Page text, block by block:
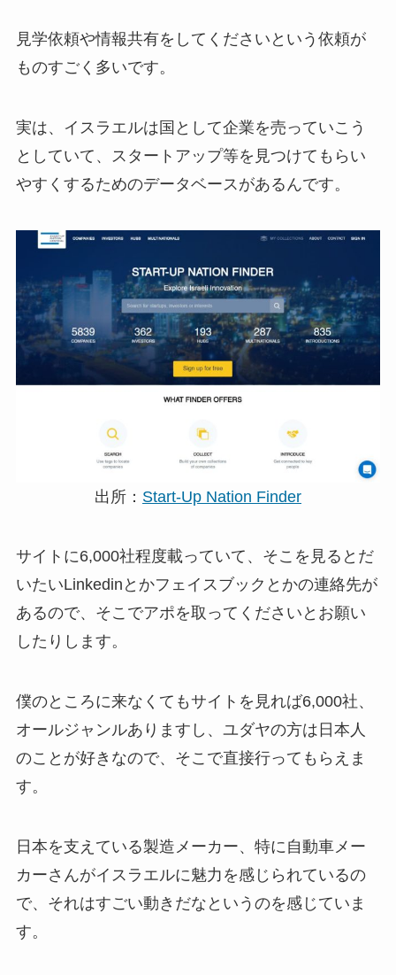
見学依頼や情報共有をしてくださいという依頼が
ものすごく多いです。
実は、イスラエルは国として企業を売っていこう
としていて、スタートアップ等を見つけてもらい
やすくするためのデータベースがあるんです。
出所： Start-Up Nation Finder
サイトに6,000社程度載っていて、そこを見るとだ
いたいLinkedinとかフェイスブックとかの連絡先が
あるので、そこでアポを取ってくださいとお願い
したりします。
僕のところに来なくてもサイトを見れば6,000社、
オールジャンルありますし、ユダヤの方は日本人
のことが好きなので、そこで直接行ってもらえま
す。
日本を支えている製造メーカー、特に自動車メー
カーさんがイスラエルに魅力を感じられているの
で、それはすごい動きだなというのを感じていま
す。